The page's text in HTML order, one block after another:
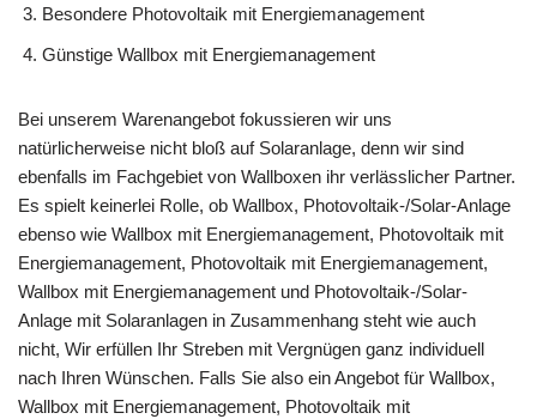
Besondere Photovoltaik mit Energiemanagement
Günstige Wallbox mit Energiemanagement
Bei unserem Warenangebot fokussieren wir uns
natürlicherweise nicht bloß auf Solaranlage, denn wir sind
ebenfalls im Fachgebiet von Wallboxen ihr verlässlicher Partner.
Es spielt keinerlei Rolle, ob Wallbox, Photovoltaik-/Solar-Anlage
ebenso wie Wallbox mit Energiemanagement, Photovoltaik mit
Energiemanagement, Photovoltaik mit Energiemanagement,
Wallbox mit Energiemanagement und Photovoltaik-/Solar-
Anlage mit Solaranlagen in Zusammenhang steht wie auch
nicht, Wir erfüllen Ihr Streben mit Vergnügen ganz individuell
nach Ihren Wünschen. Falls Sie also ein Angebot für Wallbox,
Wallbox mit Energiemanagement, Photovoltaik mit